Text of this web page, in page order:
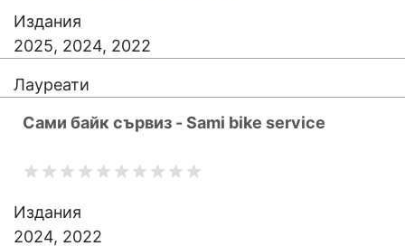
Издания
2025, 2024, 2022
Лауреати
Сами байк сървиз - Sami bike service
Издания
2024, 2022